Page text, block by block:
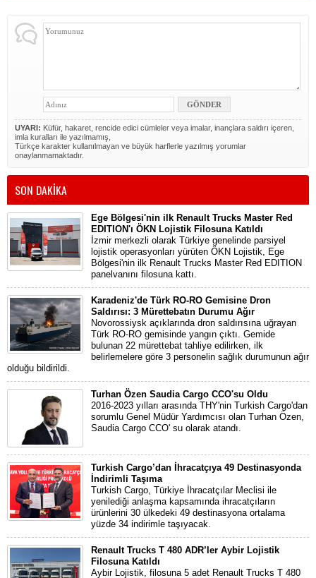
UYARI: Küfür, hakaret, rencide edici cümleler veya imalar, inançlara saldırı içeren,
imla kuralları ile yazılmamış,
Türkçe karakter kullanılmayan ve büyük harflerle yazılmış yorumlar
onaylanmamaktadır.
SON DAKİKA
Ege Bölgesi'nin ilk Renault Trucks Master Red
EDITION'ı ÖKN Lojistik Filosuna Katıldı
İzmir merkezli olarak Türkiye genelinde parsiyel
lojistik operasyonları yürüten ÖKN Lojistik, Ege
Bölgesi'nin ilk Renault Trucks Master Red EDITION
panelvanını filosuna kattı.
Karadeniz'de Türk RO-RO Gemisine Dron
Saldırısı: 3 Mürettebatın Durumu Ağır
Novorossiysk açıklarında dron saldırısına uğrayan
Türk RO-RO gemisinde yangın çıktı. Gemide
bulunan 22 mürettebat tahliye edilirken, ilk
belirlemelere göre 3 personelin sağlık durumunun ağır
olduğu bildirildi.
Turhan Özen Saudia Cargo CCO'su Oldu
2016-2023 yılları arasında THY'nin Turkish Cargo'dan
sorumlu Genel Müdür Yardımcısı olan Turhan Özen,
Saudia Cargo CCO' su olarak atandı.
Turkish Cargo’dan İhracatçıya 49 Destinasyonda
İndirimli Taşıma
Turkish Cargo, Türkiye İhracatçılar Meclisi ile
yenilediği anlaşma kapsamında ihracatçıların
ürünlerini 30 ülkedeki 49 destinasyona ortalama
yüzde 34 indirimle taşıyacak.
Renault Trucks T 480 ADR’ler Aybir Lojistik
Filosuna Katıldı
Aybir Lojistik, filosuna 5 adet Renault Trucks T 480